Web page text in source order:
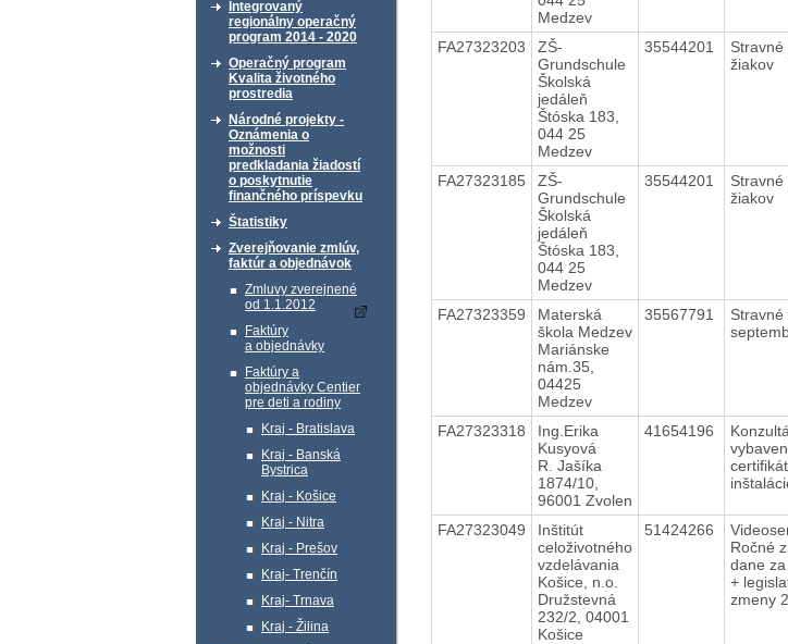
Integrovaný
regionálny operačný
program 2014 - 2020
Operačný program
Kvalita životného
prostredia
Národné projekty -
Oznámenia o
možnosti
predkladania žiadostí
o poskytnutie
finančného príspevku
Štatistiky
Zverejňovanie zmlúv,
faktúr a objednávok
Zmluvy zverejnené
od 1.1.2012
Faktúry
a objednávky
Faktúry a
objednávky Centier
pre deti a rodiny
Kraj - Bratislava
Kraj - Banská
Bystrica
Kraj - Košice
Kraj - Nitra
Kraj - Prešov
Kraj- Trenčín
Kraj- Trnava
Kraj - Žilina
Medzev
FA27323203
ZŠ-
Grundschule
Školská
jedáleň
Štóska 183,
044 25
Medzev
35544201
Stravné
žiakov
FA27323185
ZŠ-
Grundschule
Školská
jedáleň
Štóska 183,
044 25
Medzev
35544201
Stravné
žiakov
FA27323359
Materská
škola Medzev
Mariánske
nám.35,
04425
Medzev
35567791
Stravné
FA27323318
Ing.Erika
Kusyová
R. Jašíka
1874/10,
96001 Zvolen
41654196
FA27323049
Inštitút
celoživotného
vzdelávania
Košice, n.o.
Družstevná
232/2, 04001
Košice
51424266
Ročné
dane
+
zmeny